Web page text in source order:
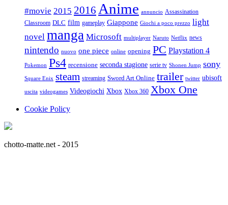
#movie 2015 2016 Anime annuncio Assassination
Classroom DLC film gameplay Giappone Giochi a poco prezzo light
novel manga Microsoft multiplayer Naruto Netflix news
nintendo nuovo one piece online opening PC Playstation 4
Pokemon Ps4 recensione seconda stagione serie tv Shonen Jump sony
Square Enix steam streaming Sword Art Online trailer twitter ubisoft
uscita videogames Videogiochi Xbox Xbox 360 Xbox One
Cookie Policy
chotto-matte.net - 2015